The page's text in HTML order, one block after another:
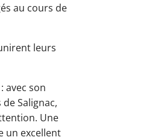
au cours de
leurs
avec son
Salignac,
Une
un excellent